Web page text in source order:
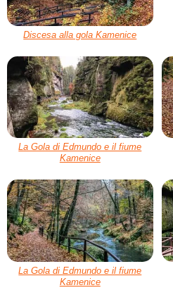
Discesa alla gola Kamenice
La Gola di Edmundo e il fiume
Kamenice
La Gola di Edmundo e il fiume
Kamenice